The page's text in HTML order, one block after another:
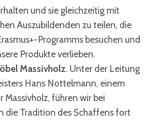
und sie gleichzeitig mit
Auszubildenden zu teilen, die
Programms besuchen und
Produkte verlieben.
Massivholz. Unter der Leitung
Hans Nottelmann, einem
Massivholz, führen wir bei
die Tradition des Schaffens fort